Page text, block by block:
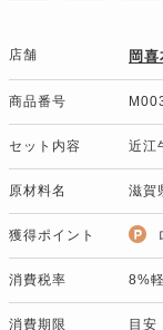
店舗 岡
商品番号
セット内容 近江
原材料名 滋賀
獲得ポイント
消費税率 8%
消費期限 目安